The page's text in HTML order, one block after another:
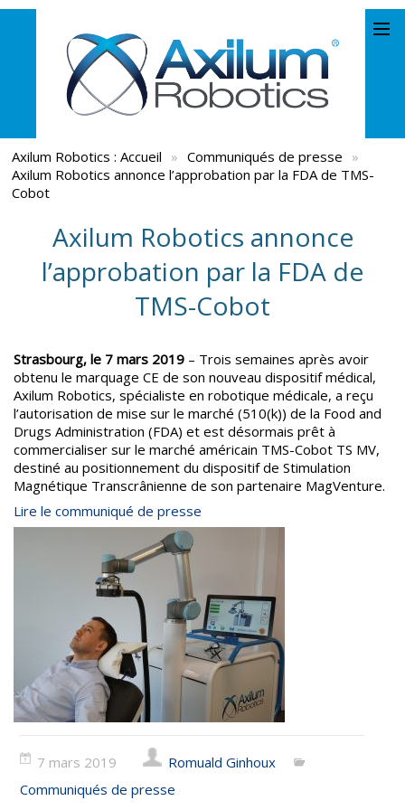
Axilum Robotics :Accueil » Communiqués de presse »
Axilum Robotics annonce l’approbation par la FDA de TMS-
Cobot
Axilum Robotics annonce
l’approbation par la FDA de
TMS-Cobot
Strasbourg, le 7 mars 2019 – Trois semaines après avoir
obtenu le marquage CE de son nouveau dispositif médical,
Axilum Robotics, spécialiste en robotique médicale, a reçu
l’autorisation de mise sur le marché (510(k)) de la Food and
Drugs Administration (FDA) et est désormais prêt à
commercialiser sur le marché américain TMS-Cobot TS MV,
destiné au positionnement du dispositif de Stimulation
Magnétique Transcrânienne de son partenaire MagVenture.
Lire le communiqué de presse
7 mars 2019
Romuald Ginhoux
Communiqués de presse